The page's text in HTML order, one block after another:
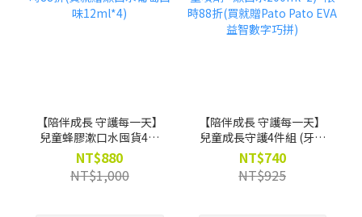
【陪伴成長 守護每一天】
兒童蜂膠漱口水囤貨4入
組-限時88折(買就贈漱口
水葡萄口味12ml*4)
NT$880
NT$1,000
【陪伴成長 守護每一天】
兒童成長守護4件組 (牙膏
+兒童噴劑 +漱口水
200ml*2) -限時88折(買就
贈Pato Pato EVA益智數字
NT$740
NT$925